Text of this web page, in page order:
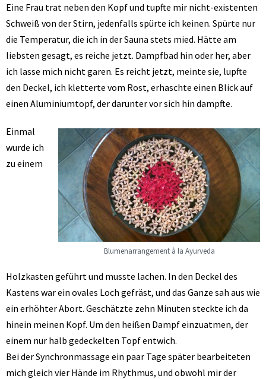
Eine Frau trat neben den Kopf und tupfte mir nicht-existenten
Schweiß von der Stirn, jedenfalls spürte ich keinen. Spürte nur
die Temperatur, die ich in der Sauna stets mied. Hätte am
liebsten gesagt, es reiche jetzt. Dampfbad hin oder her, aber
ich lasse mich nicht garen. Es reicht jetzt, meinte sie, lupfte
den Deckel, ich kletterte vom Rost, erhaschte einen Blick auf
einen Aluminiumtopf, der darunter vor sich hin dampfte.
Blumenarrangement à la Ayurveda
Einmal
wurde ich
zu einem
Holzkasten geführt und musste lachen. In den Deckel des
Kastens war ein ovales Loch gefräst, und das Ganze sah aus wie
ein erhöhter Abort. Geschätzte zehn Minuten steckte ich da
hinein meinen Kopf. Um den heißen Dampf einzuatmen, der
einem nur halb gedeckelten Topf entwich.
Bei der Synchronmassage ein paar Tage später bearbeiteten
mich gleich vier Hände im Rhythmus, und obwohl mir der